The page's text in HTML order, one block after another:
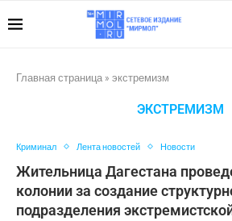
Главная страница » экстремизм
ЭКСТРЕМИЗМ
Криминал Лента новостей Новости
Жительница Дагестана
колонии за создание
подразделения